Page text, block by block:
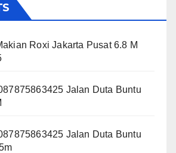
Roxi Jakarta Pusat 6.8 M
Jalan Duta Buntu
Jalan Duta Buntu